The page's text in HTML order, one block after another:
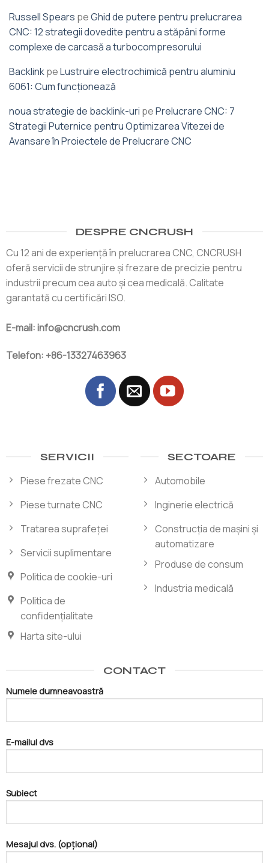
Russell Spears peGhid de putere pentru prelucrarea
CNC: 12 strategii dovedite pentru a stăpâni forme
complexe de carcasă a turbocompresorului
BacklinkpeLustruire electrochimică pentru aluminiu
6061: Cum funcționează
noua strategie de backlink-uri pePrelucrare CNC: 7
Strategii Puternice pentru Optimizarea Vitezei de
Avansare în Proiectele de Prelucrare CNC
DESPRE CNCRUSH
Cu 12 ani de experiență în prelucrarea CNC, CNCRUSH
oferă servicii de strunjire și frezare de precizie pentru
industrii precum cea auto și cea medicală. Calitate
garantată cu certificări ISO.
E-mail: info@cncrush.com
Telefon: +86-13327463963
SERVICII
Piese frezate CNC
Piese turnate CNC
Tratarea suprafeței
Servicii suplimentare
Politica de cookie-uri
Politica de
confidențialitate
Harta site-ului
SECTOARE
Automobile
Inginerie electrică
Construcția de mașini și
automatizare
Produse de consum
Industria medicală
CONTACT
Numele dumneavoastră
E-mailul dvs
Subiect
Mesajul dvs. (opțional)